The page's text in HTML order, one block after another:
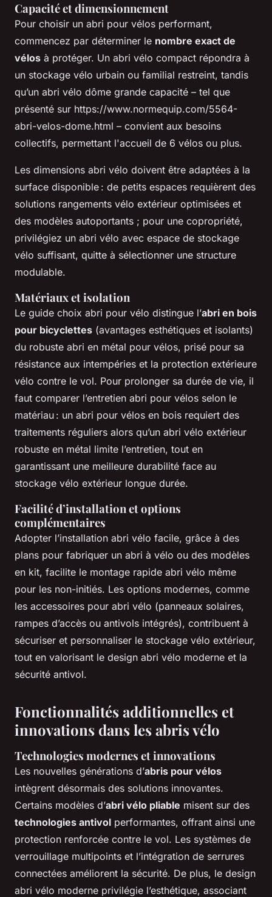
Capacité et dimensionnement
Pour choisir un abri pour vélos performant,
commencez par déterminer le nombre exact de
vélos à protéger. Un abri vélo compact répondra à
un stockage vélo urbain ou familial restreint, tandis
qu’un abri vélo dôme grande capacité – tel que
présenté sur https://www.normequip.com/5564-
abri-velos-dome.html – convient aux besoins
collectifs, permettant l'accueil de 6 vélos ou plus.
Les dimensions abri vélo doivent être adaptées à la
surface disponible : de petits espaces requièrent des
solutions rangements vélo extérieur optimisées et
des modèles autoportants ; pour une copropriété,
privilégiez un abri vélo avec espace de stockage
vélo suffisant, quitte à sélectionner une structure
modulable.
Matériaux et isolation
Le guide choix abri pour vélo distingue l’abri en bois
pour bicyclettes (avantages esthétiques et isolants)
du robuste abri en métal pour vélos, prisé pour sa
résistance aux intempéries et la protection extérieure
vélo contre le vol. Pour prolonger sa durée de vie, il
faut comparer l’entretien abri pour vélos selon le
matériau : un abri pour vélos en bois requiert des
traitements réguliers alors qu’un abri vélo extérieur
robuste en métal limite l’entretien, tout en
garantissant une meilleure durabilité face au
stockage vélo extérieur longue durée.
Facilité d’installation et options
complémentaires
Adopter l’installation abri vélo facile, grâce à des
plans pour fabriquer un abri à vélo ou des modèles
en kit, facilite le montage rapide abri vélo même
pour les non-initiés. Les options modernes, comme
les accessoires pour abri vélo (panneaux solaires,
rampes d’accès ou antivols intégrés), contribuent à
sécuriser et personnaliser le stockage vélo extérieur,
tout en valorisant le design abri vélo moderne et la
sécurité antivol.
Fonctionnalités additionnelles et
innovations dans les abris vélo
Technologies modernes et innovations
Les nouvelles générations d’abris pour vélos
intègrent désormais des solutions innovantes.
Certains modèles d’abri vélo pliable misent sur des
technologies antivol performantes, offrant ainsi une
protection renforcée contre le vol. Les systèmes de
verrouillage multipoints et l’intégration de serrures
connectées améliorent la sécurité. De plus, le design
abri vélo moderne privilégie l’esthétique, associant